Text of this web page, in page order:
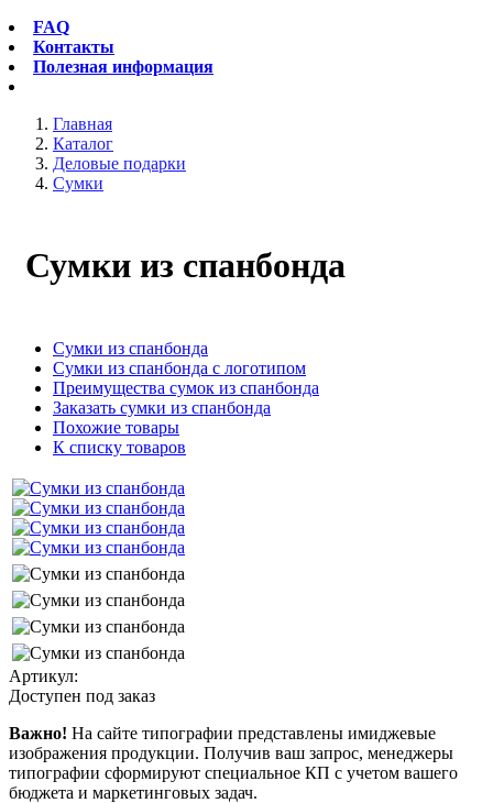
FAQ
Контакты
Полезная информация
Главная
Каталог
Деловые подарки
Сумки
Сумки из спанбонда
Сумки из спанбонда
Сумки из спанбонда с логотипом
Преимущества сумок из спанбонда
Заказать сумки из спанбонда
Похожие товары
К списку товаров
Артикул:
Доступен под заказ
Важно! На сайте типографии представлены имиджевые
изображения продукции. Получив ваш запрос, менеджеры
типографии сформируют специальное КП с учетом вашего
бюджета и маркетинговых задач.